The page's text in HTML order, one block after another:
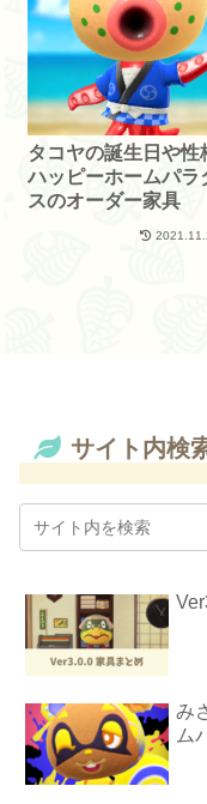
タコヤの誕生日や性
ハッピーホームパラ
スのオーダー家具
サイト内検
み
ム